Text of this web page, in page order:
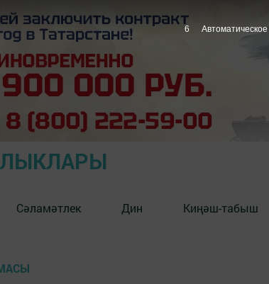
Сәламәтлек Дин Киңәш-табыш
5